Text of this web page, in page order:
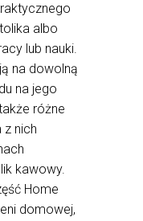
albo
lub nauki.
na dowolną
na jego
różne
z nich
kawowy.
Home
domowej,